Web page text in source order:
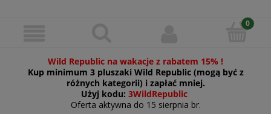
Wild Republic na wakacje z rabatem 15% !
Kup minimum 3 pluszaki Wild Republic (mogą być z
różnych kategorii) i zapłać mniej.
Użyj kodu: 3WildRepublic
Oferta aktywna do 15 sierpnia br.